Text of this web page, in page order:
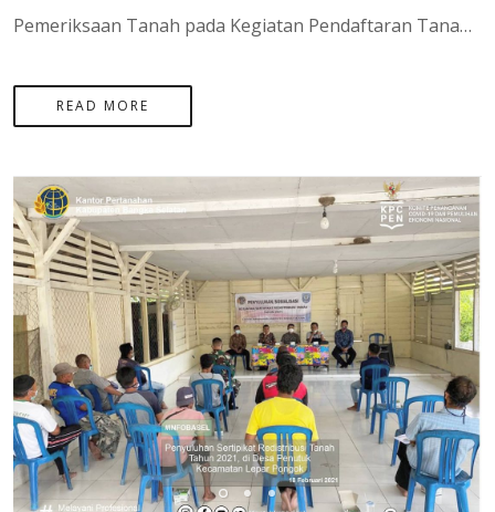
Pemeriksaan Tanah pada Kegiatan Pendaftaran Tanah Sistematis Lengkap (PTSL) Tahun 2021 yang di laksankan di desa Penutuk dan Desa Tanjung Labu di pulau Lepar yang di hadiri oleh bapak Agung Basuki, S.ST.,M.H Selaku Kepala Kantor Pertanahan Kota Manado dan di Dampingi oleh Para RT dan Kepala dusun setempat.
READ MORE